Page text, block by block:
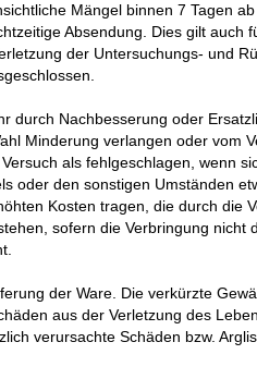
Mängel binnen 7 Tagen
Absendung. Dies gilt auch
der Untersuchungs- und
durch Nachbesserung oder
Minderung verlangen oder vom
als fehlgeschlagen, wenn
oder den sonstigen Umständen
Kosten tragen, die durch die
sofern die Verbringung nicht
der Ware. Die verkürzte
aus der Verletzung des
verursachte Schäden bzw.